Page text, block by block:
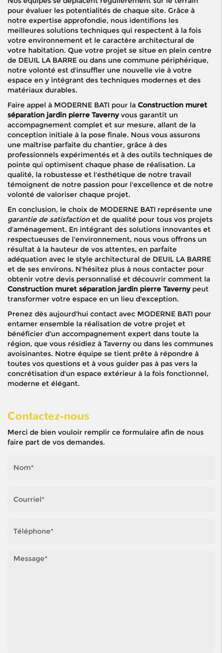
pour évaluer les potentialités de chaque site. Grâce à
notre expertise approfondie, nous identifions les
meilleures solutions techniques qui respectent à la fois
votre environnement et le caractère architectural de
votre habitation. Que votre projet se situe en plein centre
de DEUIL LA BARRE ou dans une commune périphérique,
notre volonté est d'insuffler une nouvelle vie à votre
espace en y intégrant des techniques modernes et des
matériaux durables.
Faire appel à MODERNE BATI pour la Construction muret
séparation jardin pierre Tavernyvous garantit un
accompagnement complet et sur mesure, allant de la
conception initiale à la pose finale. Nous vous assurons
une maîtrise parfaite du chantier, grâce à des
professionnels expérimentés et à des outils techniques de
pointe qui optimisent chaque phase de réalisation. La
qualité, la robustesse et l'esthétique de notre travail
témoignent de notre passion pour l'excellence et de notre
volonté de valoriser chaque projet.
En conclusion, le choix de MODERNE BATI représente une
garantie de satisfactionet de qualité pour tous vos projets
d'aménagement. En intégrant des solutions innovantes et
respectueuses de l'environnement, nous vous offrons un
résultat à la hauteur de vos attentes, en parfaite
adéquation avec le style architectural de DEUIL LA BARRE
et de ses environs. N'hésitez plus à nous contacter pour
obtenir votre devis personnalisé et découvrir comment la
Construction muret séparation jardin pierre Tavernypeut
transformer votre espace en un lieu d'exception.
Prenez dès aujourd'hui contact avec MODERNE BATI pour
entamer ensemble la réalisation de votre projet et
bénéficier d'un accompagnement expert dans toute la
région, que vous résidiez à Taverny ou dans les communes
avoisinantes. Notre équipe se tient prête à répondre à
toutes vos questions et à vous guider pas à pas vers la
concrétisation d'un espace extérieur à la fois fonctionnel,
moderne et élégant.
Contactez-nous
Merci de bien vouloir remplir ce formulaire afin de nous
faire part de vos demandes.